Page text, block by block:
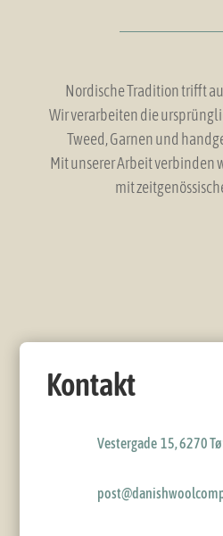
Nordische Tradition trifft
Wir verarbeiten die
Tweed, Garnen und
Mit unserer Arbeit verbinden
mit
Kontakt
Vestergade 15, 6270